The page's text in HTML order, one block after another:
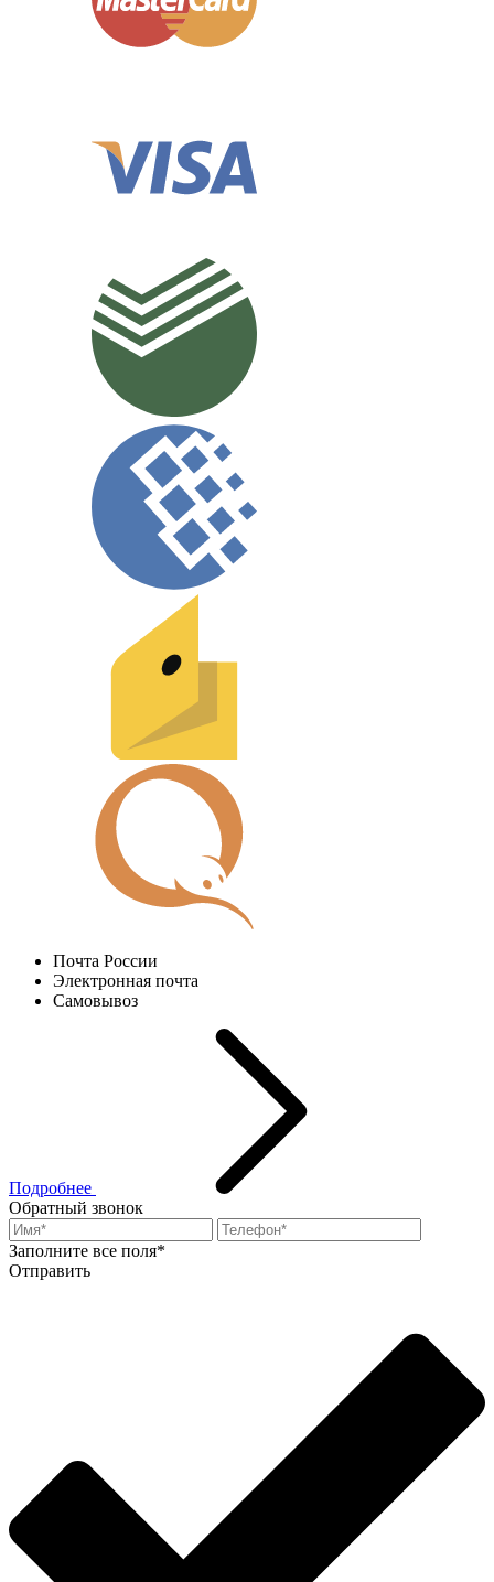
Почта России
Электронная почта
Самовывоз
Подробнее
Обратный звонок
Заполните все поля*
Отправить